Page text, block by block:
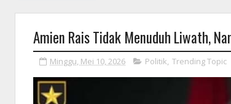
Amien Rais Tidak Menuduh Liwath,
Minggu, Mei 10, 2026 Politik, Trending Topic